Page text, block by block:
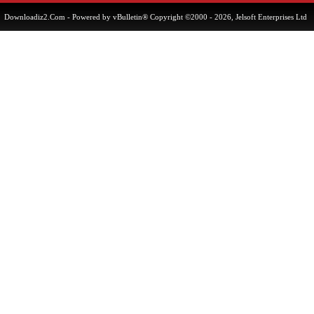
Downloadiz2.Com- Powered by vBulletin® Copyright ©2000 - 2026, Jelsoft Enterprises